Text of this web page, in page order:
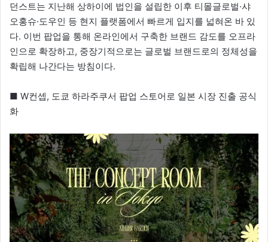
던스트는 지난해 상하이에 법인을 설립한 이후 티몰글로벌·샤
오홍슈·도우인 등 현지 플랫폼에서 빠르게 입지를 넓혀온 바 있
다. 이번 팝업을 통해 온라인에서 구축한 브랜드 감도를 오프라
인으로 확장하고, 중장기적으로는 글로벌 브랜드로의 정체성을
확립해 나간다는 방침이다.
■ W컨셉, 도쿄 하라주쿠서 팝업 스토어로 일본 시장 진출 공식
화